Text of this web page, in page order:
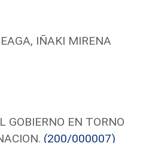
IÑAKI MIRENA
GOBIERNO EN TORNO
(200/000007)